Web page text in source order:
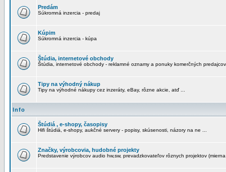
Predám
Súkromná inzercia - predaj
Kúpim
Súkromná inzercia - kúpa
Štúdia, internetové obchody
Štúdia, internetové obchody - reklamné oznamy a ponuky komerčných predajcov
Tipy na výhodný nákup
Tipy na výhodné nákupy cez inzeráty, eBay, rôzne akcie, atď ...
Info
Štúdiá , e-shopy, časopisy
Hifi štúdiá, e-shopy, aukčné servery - popisy, skúsenosti, názory na ne ...
Značky, výrobcovia, hudobné projekty
Predstavenie výrobcov audio hw,sw, prevadzkovateľov rôznych projektov